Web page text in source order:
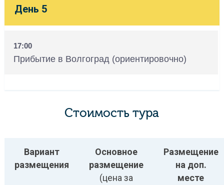
День 5
17:00
Прибытие в Волгоград (ориентировочно)
Стоимость тура
Вариант
размещения
Основное
размещение
(цена за
Размещение
на доп.
месте